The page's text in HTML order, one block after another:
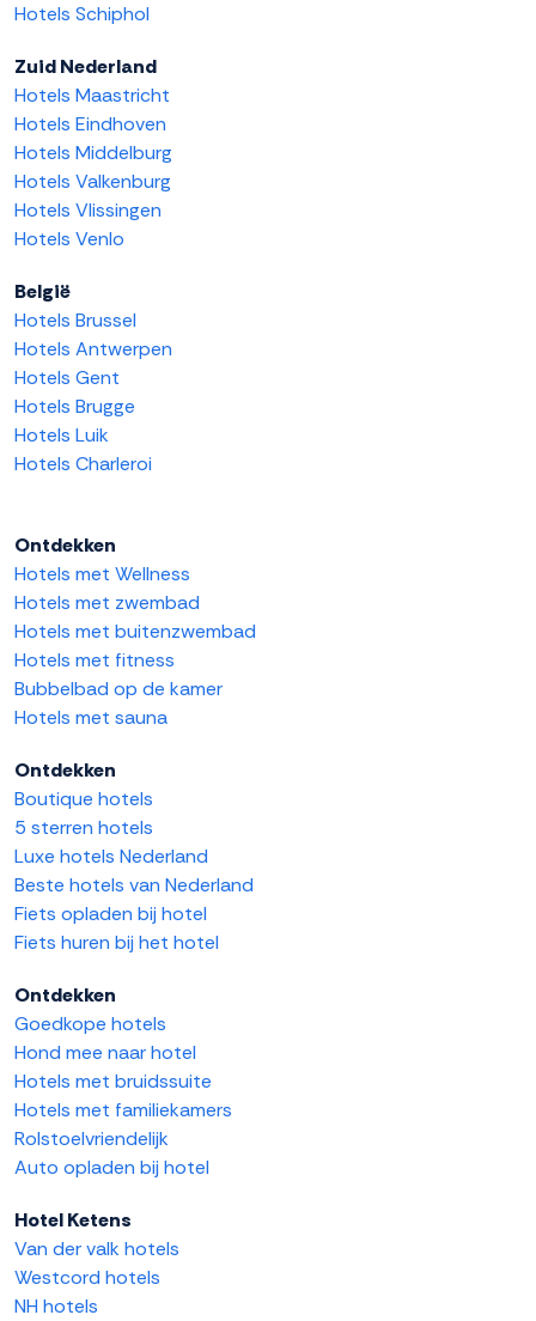
Hotels Schiphol
Zuid Nederland
Hotels Maastricht
Hotels Eindhoven
Hotels Middelburg
Hotels Valkenburg
Hotels Vlissingen
Hotels Venlo
België
Hotels Brussel
Hotels Antwerpen
Hotels Gent
Hotels Brugge
Hotels Luik
Hotels Charleroi
Ontdekken
Hotels met Wellness
Hotels met zwembad
Hotels met buitenzwembad
Hotels met fitness
Bubbelbad op de kamer
Hotels met sauna
Ontdekken
Boutique hotels
5 sterren hotels
Luxe hotels Nederland
Beste hotels van Nederland
Fiets opladen bij hotel
Fiets huren bij het hotel
Ontdekken
Goedkope hotels
Hond mee naar hotel
Hotels met bruidssuite
Hotels met familiekamers
Rolstoelvriendelijk
Auto opladen bij hotel
Hotel Ketens
Van der valk hotels
Westcord hotels
NH hotels